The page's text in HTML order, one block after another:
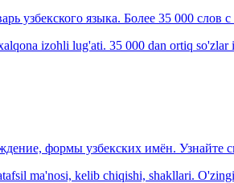
узбекского языка. Более 35 000 слов
izohli lug'ati. 35 000 dan ortiq so'zlar
формы узбекских имён. Узнайте
ma'nosi, kelib chiqishi, shakllari.